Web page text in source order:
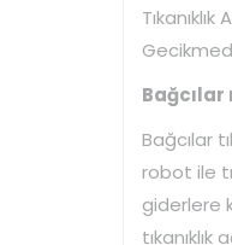
Bağcılar
robot ile
giderlere